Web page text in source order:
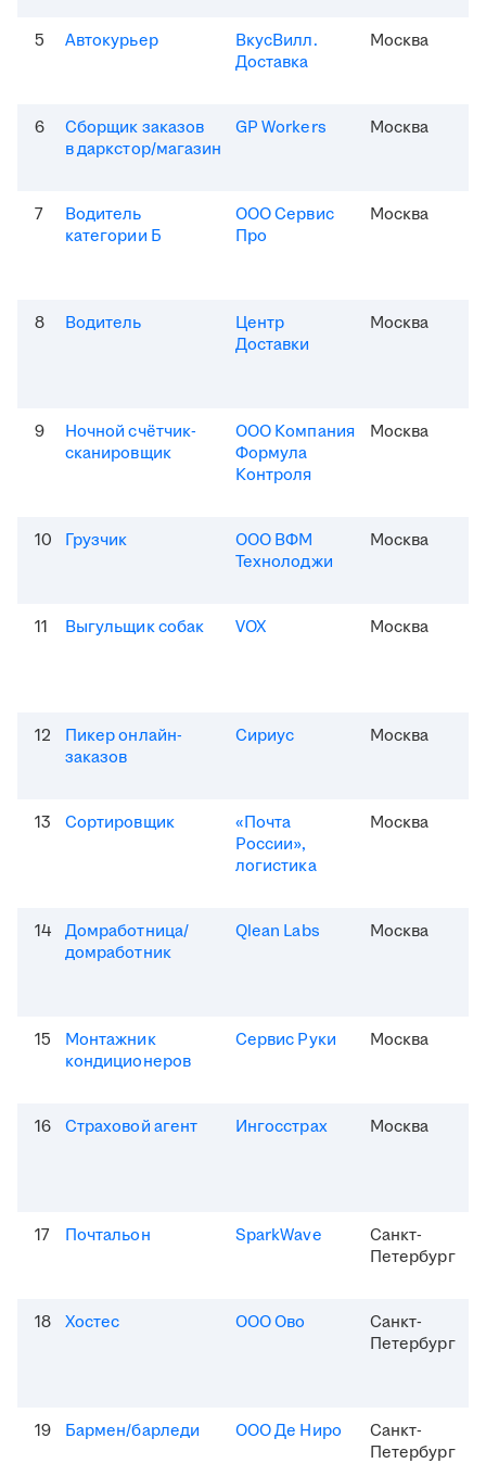
5 Автокурьер
ВкусВилл.
Доставка
Москва
6
Сборщик заказов
в даркстор/магазин
GP Workers Москва
7
Водитель
категории Б
ООО Сервис
Про
Москва
8 Водитель
Центр
Доставки
Москва
9
Ночной счётчик-
сканировщик
ООО Компания
Формула
Контроля
Москва
10 Грузчик
ООО ВФМ
Технолоджи
Москва
11 Выгульщик собак VOX Москва
12
Пикер онлайн-
заказов
Сириус Москва
13 Сортировщик
«Почта
России»,
логистика
Москва
14
Домработница/
домработник
Qlean Labs Москва
15
Монтажник
кондиционеров
Сервис Руки Москва
16 Страховой агент Ингосстрах Москва
17 Почтальон SparkWave
Санкт-
Петербург
18 Хостес ООО Ово
Санкт-
Петербург
19 Бармен/барледи ООО Де Ниро
Санкт-
Петербург